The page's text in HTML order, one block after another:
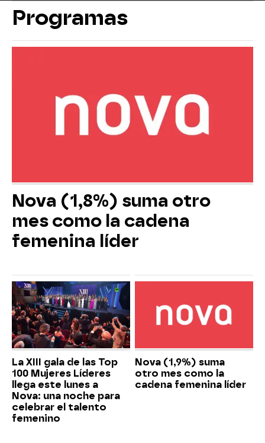
Programas
Nova (1,8%) suma otro
mes como la cadena
femenina líder
La XIII gala de las Top
100 Mujeres Líderes
llega este lunes a
Nova: una noche para
celebrar el talento
femenino
Nova (1,9%) suma
otro mes como la
cadena femenina líder